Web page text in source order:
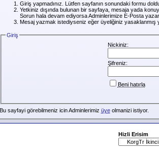
Giriş yapmadınız. Lütfen sayfanın sonundaki formu
Yetkiniz dışında bulunan bir sayfaya, mesaja yada
Sorun hala devam ediyorsa Adminlerimize E-Posta
Mesaj yazmak istediyseniz eğer üyeliğiniz yasaklanmış
Giriş
Nickiniz:
Şifreniz:
Beni hatırla
Bu sayfayi görebilmeniz icin Adminlerimiz üyeolmanizi istiyor.
Hizli Erisim